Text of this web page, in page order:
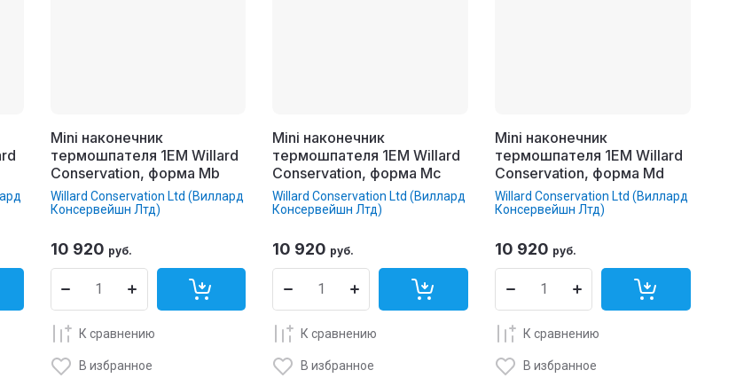
Mini наконечник
термошпателя 1EM Willard
Conservation, форма Mb
Willard Conservation Ltd (Виллард
Консервейшн Лтд)
10 920 руб.
К сравнению
В избранное
Mini наконечник
термошпателя 1EM Willard
Conservation, форма Mc
Willard Conservation Ltd (Виллард
Консервейшн Лтд)
10 920 руб.
К сравнению
В избранное
Mini наконечник
термошпателя 1EM Willard
Conservation, форма Md
Willard Conservation Ltd (Виллард
Консервейшн Лтд)
10 920 руб.
К сравнению
В избранное